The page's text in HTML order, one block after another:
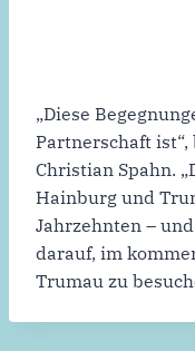
„Diese
Partnerschaft
Christian Spahn.
Hainburg und
Jahrzehnten –
darauf, im
Trumau zu